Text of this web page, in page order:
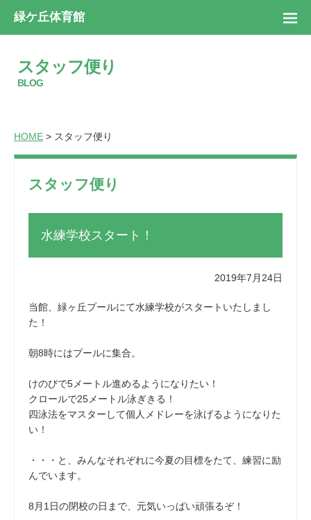
緑ケ丘体育館
スタッフ便り
BLOG
HOME > スタッフ便り
スタッフ便り
水練学校スタート！
2019年7月24日
当館、緑ヶ丘プールにて水練学校がスタートいたしまし
た！
朝8時にはプールに集合。
けのびで5メートル進めるようになりたい！
クロールで25メートル泳ぎきる！
四泳法をマスターして個人メドレーを泳げるようになりた
い！
・・・と、みんなそれぞれに今夏の目標をたて、練習に励
んでいます。
8月1日の閉校の日まで、元気いっぱい頑張るぞ！